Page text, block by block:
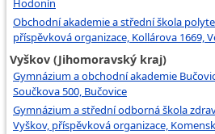
Hodonín
Obchodní akademie a střední škola
příspěvková organizace, Kollárova 1669,
Vyškov (Jihomoravský kraj)
Gymnázium a obchodní akademie
Součkova 500, Bučovice
Gymnázium a střední odborná škola
Vyškov, příspěvková organizace,